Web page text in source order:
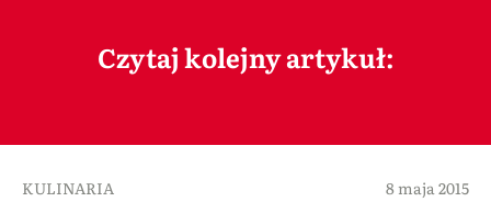
Czytaj kolejny artykuł:
KULINARIA 8 maja 2015